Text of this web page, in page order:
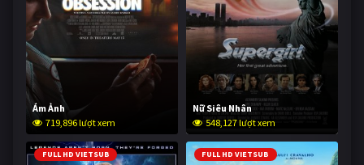
Ám Ảnh
719,896 lượt xem
Nữ Siêu Nhân
548,127 lượt xem
FULL HD VIETSUB FULL HD VIETSUB